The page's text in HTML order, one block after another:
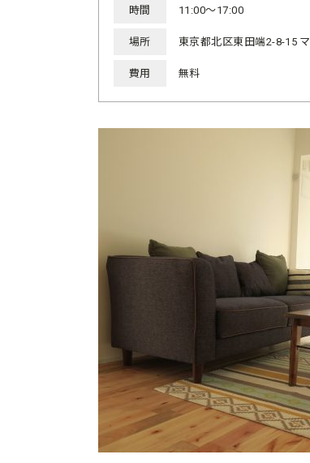
時間 11:00～17:00
場所 東京都北区東田端2-8-15
費用 無料